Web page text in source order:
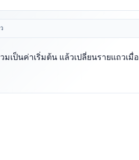
มเป็นค่าเริ่มต้น แล้วเปลี่ยนรายแถวเมื่อ